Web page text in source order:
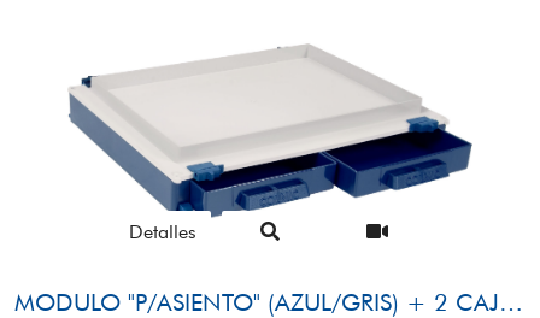
Detalles
MODULO "P/ASIENTO" (AZUL/GRIS) + 2 CAJONES FRONTALES (AZUL)